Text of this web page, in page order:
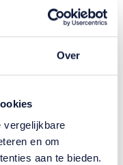
Over
vergelijkbare
en om
aan te bieden.
door
RTL Nieuws
om een